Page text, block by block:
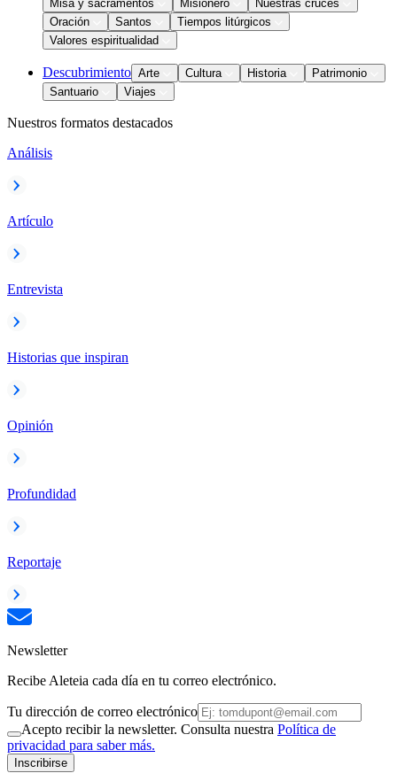
Misa y sacramentos
Misionero
Nuestras cruces
Oración
Santos
Tiempos litúrgicos
Valores espiritualidad
Descubrimiento Arte Cultura Historia
Patrimonio
Santuario
Viajes
Nuestros formatos destacados
Análisis
Artículo
Entrevista
Historias que inspiran
Opinión
Profundidad
Reportaje
Newsletter
Recibe Aleteia cada día en tu correo electrónico.
Tu dirección de correo electrónico
Acepto recibir la newsletter. Consulta nuestra Política de
privacidad para saber más.
Inscribirse